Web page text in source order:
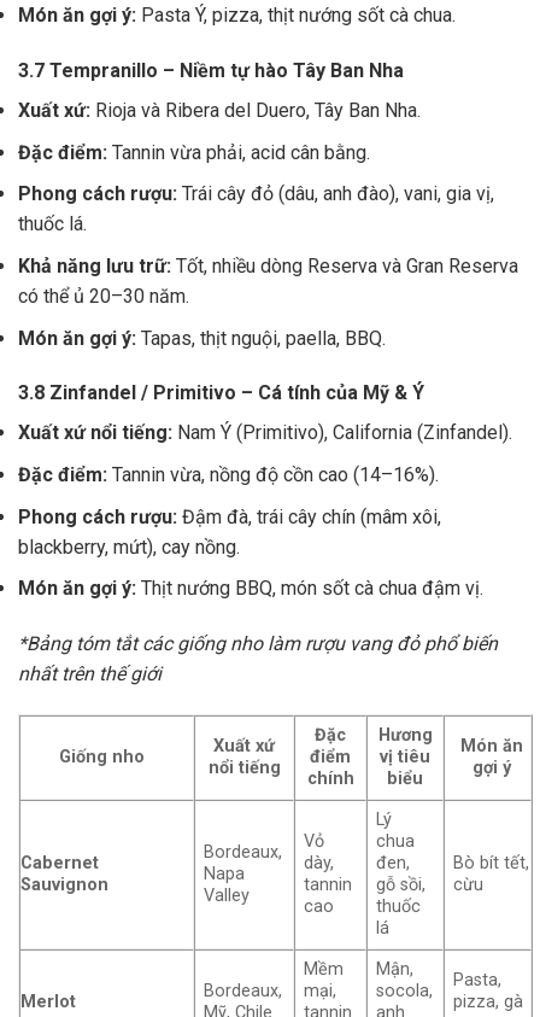
Món ăn gợi ý: Pasta Ý, pizza, thịt nướng sốt cà chua.
3.7 Tempranillo – Niềm tự hào Tây Ban Nha
Xuất xứ: Rioja và Ribera del Duero, Tây Ban Nha.
Đặc điểm: Tannin vừa phải, acid cân bằng.
Phong cách rượu: Trái cây đỏ (dâu, anh đào), vani, gia vị,
thuốc lá.
Khả năng lưu trữ: Tốt, nhiều dòng Reserva và Gran Reserva
có thể ủ 20–30 năm.
Món ăn gợi ý: Tapas, thịt nguội, paella, BBQ.
3.8 Zinfandel / Primitivo – Cá tính của Mỹ & Ý
Xuất xứ nổi tiếng: Nam Ý (Primitivo), California (Zinfandel).
Đặc điểm: Tannin vừa, nồng độ cồn cao (14–16%).
Phong cách rượu: Đậm đà, trái cây chín (mâm xôi,
blackberry, mứt), cay nồng.
Món ăn gợi ý: Thịt nướng BBQ, món sốt cà chua đậm vị.
*Bảng tóm tắt các giống nho làm rượu vang đỏ phổ biến
nhất trên thế giới
Giống nho
Xuất xứ
nổi tiếng
Đặc
điểm
chính
Hương
vị tiêu
biểu
Món ăn
gợi ý
Cabernet
Sauvignon
Bordeaux,
Napa
Valley
Vỏ
dày,
tannin
cao
Lý
chua
đen,
gỗ sồi,
thuốc
lá
Bò bít tết,
cừu
Merlot
Bordeaux,
Mỹ, Chile
Mềm
mại,
tannin
Mận,
socola,
anh
Pasta,
pizza, gà